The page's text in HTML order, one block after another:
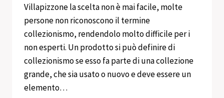
Villapizzone la scelta non è mai facile, molte
persone non riconoscono il termine
collezionismo, rendendolo molto difficile per i
non esperti. Un prodotto si può definire di
collezionismo se esso fa parte di una collezione
grande, che sia usato o nuovo e deve essere un
elemento…